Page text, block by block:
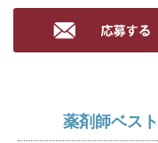
薬剤師ベス